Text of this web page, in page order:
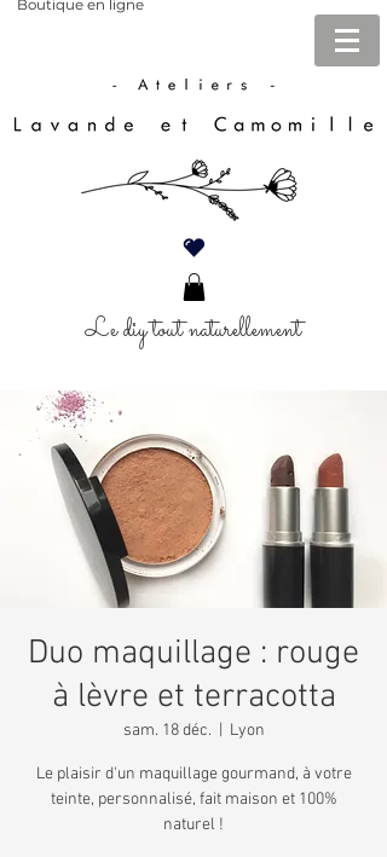
Boutique en ligne
Le diy tout naturellement
Duo maquillage : rouge
à lèvre et terracotta
sam. 18 déc. Lyon
Le plaisir d'un maquillage gourmand, à votre
teinte, personnalisé, fait maison et 100%
naturel !